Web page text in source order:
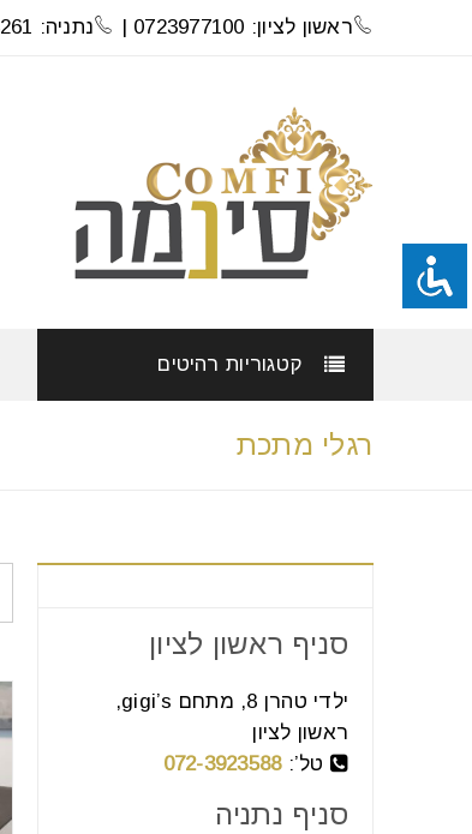
ראשון לציון: 0723977100 | נתניה: 0559704261
קטגוריות רהיטים
רגלי מתכת
סניף ראשון לציון
ילדי טהרן 8, מתחם gigi’s,
ראשון לציון
טל’:072-3923588
סניף נתניה